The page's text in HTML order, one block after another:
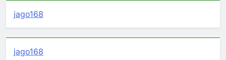
jago168
jago168